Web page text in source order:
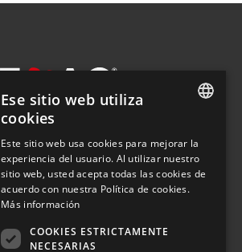
SOLUCIONES
EMPRESA
ACTUALIDAD
DÓNDE COMPRAR
SPANISH
ENGLISH
Ese sitio web utiliza
cookies
Este sitio web usa cookies para mejorar la
experiencia del usuario. Al utilizar nuestro
sitio web, usted acepta todas las cookies de
acuerdo con nuestra Política de cookies.
Más información
COOKIES ESTRICTAMENTE
NECESARIAS